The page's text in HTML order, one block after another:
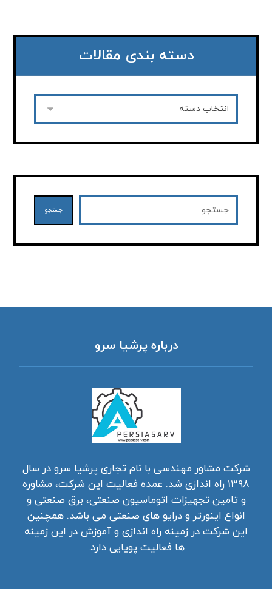
دسته بندی مقالات
جستجو
درباره پرشیا سرو
شرکت مشاور مهندسی با نام تجاری پرشیا سرو در سال
1398 راه اندازی شد. عمده فعالیت این شرکت، مشاوره
و تامین تجهیزات اتوماسیون صنعتی، برق صنعتی و
انواع اینورتر و درایو های صنعتی می باشد. همچنین
این شرکت در زمینه راه اندازی و آموزش در این زمینه
ها فعالیت پویایی دارد.